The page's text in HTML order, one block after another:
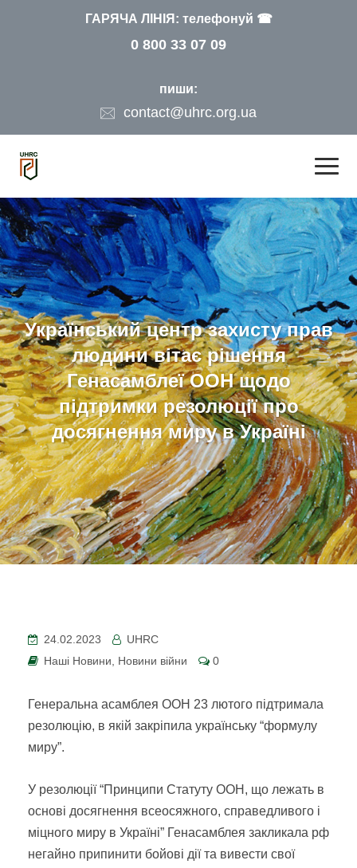
ГАРЯЧА ЛІНІЯ: телефонуй ☎
0 800 33 07 09
пиши:
contact@uhrc.org.ua
Український центр захисту прав
людини вітає рішення
Генасамблеї ООН щодо
підтримки резолюції про
досягнення миру в Україні
24.02.2023
UHRC
Наші Новини, Новини війни 0
Генеральна асамблея ООН 23 лютого підтримала
резолюцію, в якій закріпила українську “формулу
миру”.
У резолюції “Принципи Статуту ООН, що лежать в
основі досягнення всеосяжного, справедливого і
міцного миру в Україні” Генасамблея закликала рф
негайно припинити бойові дії та вивести свої